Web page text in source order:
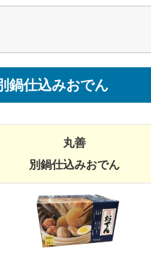
鍋仕込みおでん
丸善
別鍋仕込みおでん